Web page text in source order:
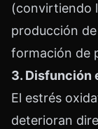
(convirtiendo
producción
formación de
3. Disfunción
El estrés
deterioran